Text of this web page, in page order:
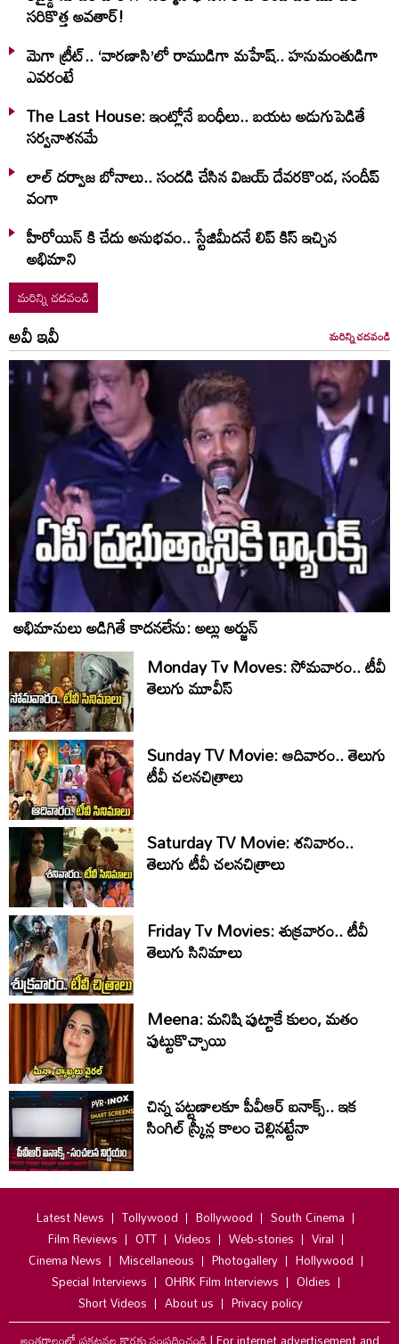
సరికొత్త అవతార్!
మెగా ట్రీట్.. ‘వారణాసి’లో రాముడిగా మహేష్.. హనుమంతుడిగా
ఎవరంటే
The Last House: ఇంట్లోనే బంధీలు.. బయట అడుగుపెడితే
సర్వనాశనమే
లాల్ ద‌ర్వాజ‌ బోనాలు.. సంద‌డి చేసిన విజ‌య్ దేవ‌ర‌కొండ‌, సందీప్
వంగా
హీరోయిన్ కి చేదు అనుభవం.. స్టేజిమీదనే లిప్ కిస్ ఇచ్చిన
అభిమాని
మరిన్ని చదవండి
అవీ ఇవీ మరిన్ని చదవండి
అభిమానులు అడిగితే కాదనలేను: అల్లు అర్జున్
Monday Tv Moves: సోమ‌వారం.. టీవీ
తెలుగు మూవీస్‌
Sunday TV Movie: ఆదివారం.. తెలుగు
టీవీ చ‌ల‌న‌చిత్రాలు
Saturday TV Movie: శ‌నివారం..
తెలుగు టీవీ చ‌ల‌న‌చిత్రాలు
Friday Tv Movies: శుక్ర‌వారం.. టీవీ
తెలుగు సినిమాలు
Meena: మనిషి పుట్టాకే కులం, మతం
పుట్టుకొచ్చాయి
చిన్న పట్టణాలకూ పీవీఆర్ ఐనాక్స్.. ఇక
సింగిల్ స్క్రీన్ల కాలం చెల్లినట్టేనా
Latest News Tollywood Bollywood
South Cinema
Film Reviews
OTT Videos Web-stories
Viral
Cinema News
Miscellaneous Photogallery
Hollywood
Special Interviews
OHRK Film Interviews
Oldies
Short Videos
About us
Privacy policy